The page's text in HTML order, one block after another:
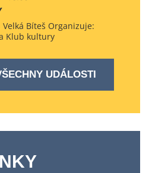
Bíteš Organizuje:
Klub kultury
UDÁLOSTI